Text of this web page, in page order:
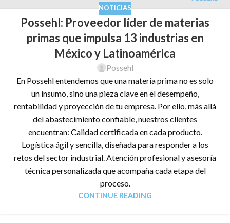
NOTICIAS
Possehl: Proveedor líder de materias
primas que impulsa 13 industrias en
México y Latinoamérica
Possehl
En Possehl entendemos que una materia prima no es solo
un insumo, sino una pieza clave en el desempeño,
rentabilidad y proyección de tu empresa. Por ello, más allá
del abastecimiento confiable, nuestros clientes
encuentran: Calidad certificada en cada producto.
Logística ágil y sencilla, diseñada para responder a los
retos del sector industrial. Atención profesional y asesoría
técnica personalizada que acompaña cada etapa del
proceso.
CONTINUE READING